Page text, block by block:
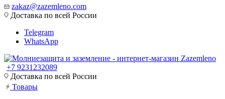
zakaz@zazemleno.com
Доставка по всей России
Telegram
WhatsApp
+7 9231232089
Доставка по всей России
Товары